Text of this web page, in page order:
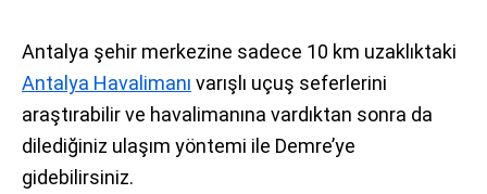
Antalya şehir merkezine sadece 10 km uzaklıktaki
Antalya Havalimanı varışlı uçuş seferlerini
araştırabilir ve havalimanına vardıktan sonra da
dilediğiniz ulaşım yöntemi ile Demre’ye
gidebilirsiniz.